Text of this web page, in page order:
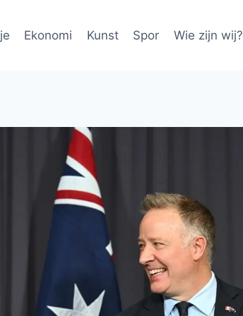
Ekonomi Kunst Spor Wie zijn wij?